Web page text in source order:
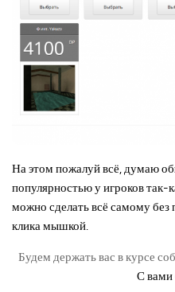
На этом пожалуй всё, думаю
популярностью у игроков
можно сделать всё самому
клика мышкой.
Будем держать вас в курсе
С вами